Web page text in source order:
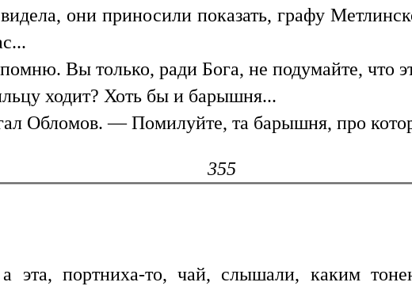
они приносили показать, графу
Вы только, ради Бога, не подумайте, что
ходит? Хоть бы и барышня...
Обломов. — Помилуйте, та барышня, про
355
а эта, портниха-то, чай, слышали, каким